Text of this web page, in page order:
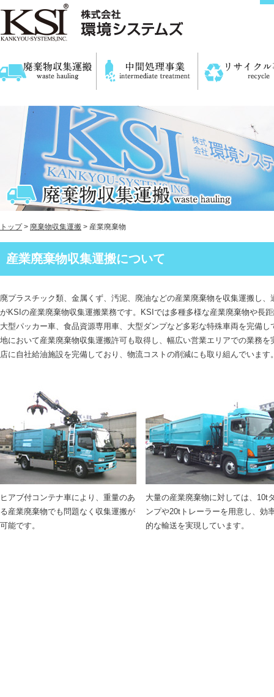
トップ> 廃棄物収集運搬 > 産業廃棄物
産業廃棄物収集運搬について
廃プラスチック類、金属くず、汚泥、廃油などの産業廃棄物を収集運搬し
がKSIの産業廃棄物収集運搬業務です。KSIでは多種多様な産業廃棄物や長
大型パッカー車、食品資源専用車、大型ダンプなど多彩な特殊車両を完備
地において産業廃棄物収集運搬許可も取得し、幅広い営業エリアでの業務
店に自社給油施設を完備しており、物流コストの削減にも取り組んでいます
ヒアブ付コンテナ車により、重量のあ
る産業廃棄物でも問題なく収集運搬が
可能です。
大量の産業廃棄物に対しては、10t
ンプや20tトレーラーを用意し、効
的な輸送を実現しています。